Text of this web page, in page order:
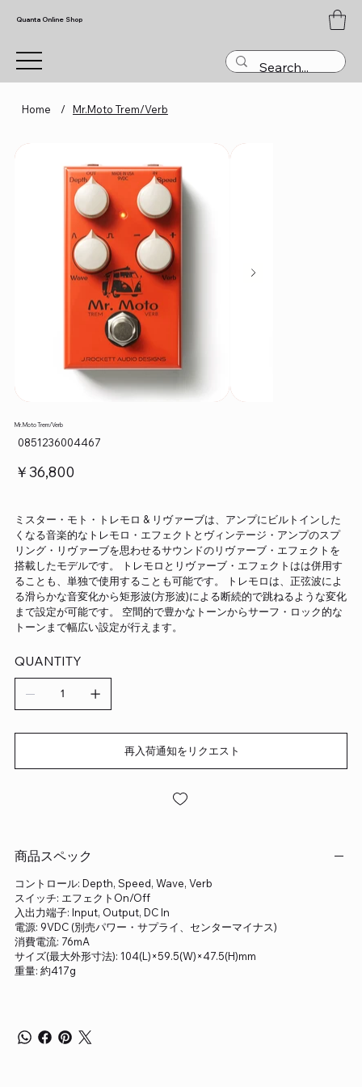
Quanta Online Shop
Home / Mr.Moto Trem/Verb
Mr.Moto Trem/Verb
SKU：
0851236004467
価
格
￥36,800
ミスター・モト・トレモロ & リヴァーブは、アンプにビルトインした
くなる音楽的なトレモロ・エフェクトとヴィンテージ・アンプのスプ
リング・リヴァーブを思わせるサウンドのリヴァーブ・エフェクトを
搭載したモデルです。 トレモロとリヴァーブ・エフェクトはは併用す
ることも、単独で使用することも可能です。 トレモロは、正弦波によ
る滑らかな音変化から矩形波(方形波)による断続的で跳ねるような変化
まで設定が可能です。 空間的で豊かなトーンからサーフ・ロック的な
トーンまで幅広い設定が行えます。
QUANTITY
再入荷通知をリクエスト
商品スペック
コントロール: Depth, Speed, Wave, Verb
スイッチ: エフェクトOn/Off
入出力端子: Input, Output, DC In
電源: 9VDC (別売パワー・サプライ、センターマイナス)
消費電流: 76mA
サイズ(最大外形寸法): 104(L)×59.5(W)×47.5(H)mm
重量: 約417g